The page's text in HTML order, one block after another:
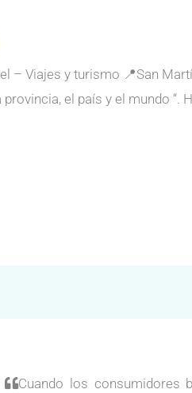
– Viajes y turismo 📍San
el país y el mundo “.
Cuando los consumidores